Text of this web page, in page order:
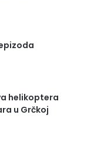
helikoptera
u Grčkoj